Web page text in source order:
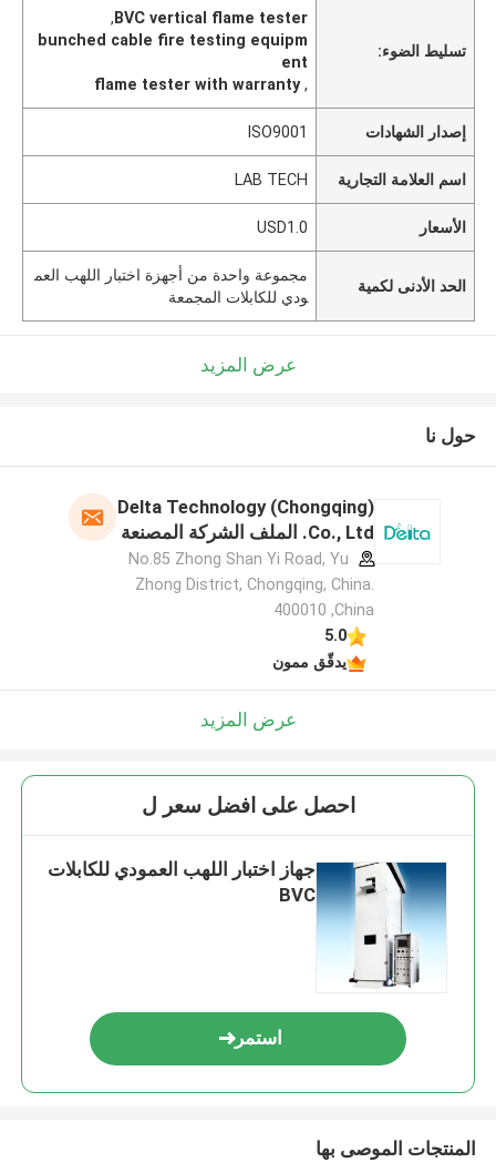
تسليط الضوء:
BVC vertical flame tester
,
bunched cable fire testing equipm
ent
,
flame tester with warranty
إصدار الشهادات ISO9001
اسم العلامة التجارية LAB TECH
الأسعار USD1.0
الحد الأدنى لكمية
مجموعة واحدة من أجهزة اختبار اللهب العم
ودي للكابلات المجمعة
عرض المزيد
حول نا
Delta Technology (Chongqing)
Co., Ltd. الملف الشركة المصنعة
No.85 Zhong Shan Yi Road, Yu
Zhong District, Chongqing, China.
400010 ,China
5.0
يدقّق ممون
عرض المزيد
احصل على افضل سعر ل
جهاز اختبار اللهب العمودي للكابلات
BVC
استمر
المنتجات الموصى بها